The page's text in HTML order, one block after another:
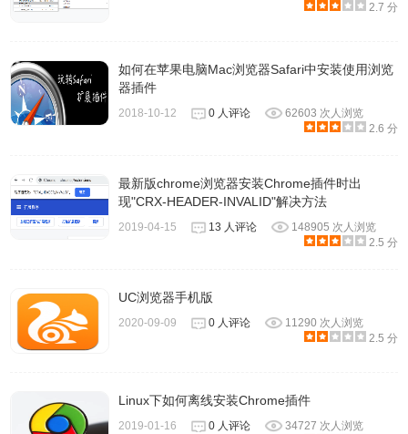
2.7 分
如何在苹果电脑Mac浏览器Safari中安装使用浏览
器插件
2018-10-12 0 人评论
62603 次人浏览
2.6 分
最新版chrome浏览器安装Chrome插件时出
现"CRX-HEADER-INVALID"解决方法
2019-04-15 13 人评论
148905 次人浏览
2.5 分
UC浏览器手机版
2020-09-09 0 人评论
11290 次人浏览
2.5 分
Linux下如何离线安装Chrome插件
2019-01-16 0 人评论
34727 次人浏览